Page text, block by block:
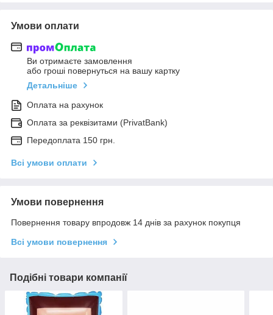
Умови оплати
Ви отримаєте замовлення
або гроші повернуться на вашу картку
Детальніше
Оплата на рахунок
Оплата за реквізитами (PrivatBank)
Передоплата 150 грн.
Всі умови оплати
Умови повернення
Повернення товару впродовж 14 днів за рахунок покупця
Всі умови повернення
Подібні товари компанії